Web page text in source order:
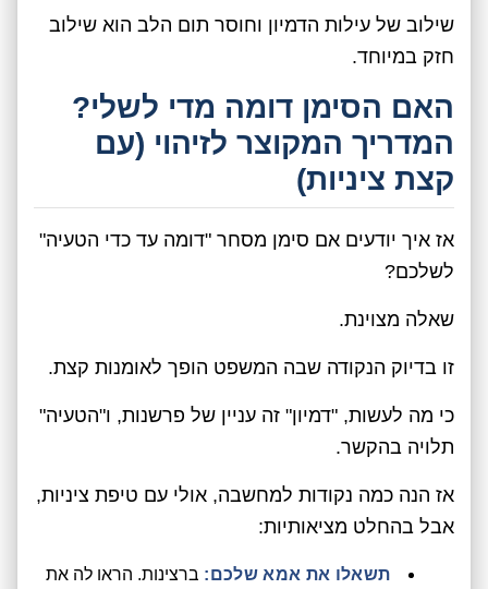
שילוב של עילות הדמיון וחוסר תום הלב הוא שילוב
חזק במיוחד.
האם הסימן דומה מדי לשלי?
המדריך המקוצר לזיהוי (עם
קצת ציניות)
אז איך יודעים אם סימן מסחר "דומה עד כדי הטעיה"
לשלכם?
שאלה מצוינת.
זו בדיוק הנקודה שבה המשפט הופך לאומנות קצת.
כי מה לעשות, "דמיון" זה עניין של פרשנות, ו"הטעיה"
תלויה בהקשר.
אז הנה כמה נקודות למחשבה, אולי עם טיפת ציניות,
אבל בהחלט מציאותיות:
תשאלו את אמא שלכם: ברצינות. הראו לה את